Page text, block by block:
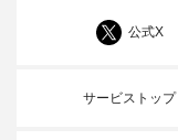
公式X
サービストップ